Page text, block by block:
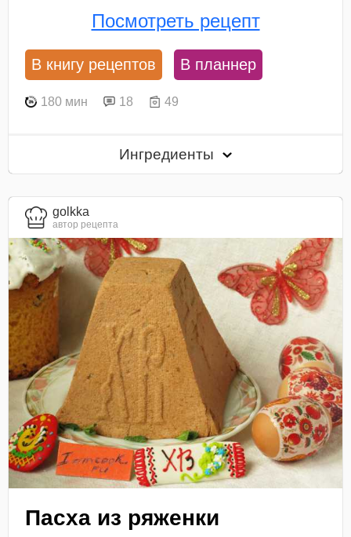
Посмотреть рецепт
В книгу рецептов В планнер
180 мин 18 49
Ингредиенты
golkka
автор рецепта
Пасха из ряженки